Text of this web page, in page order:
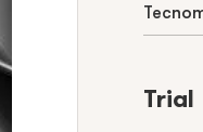
Trial